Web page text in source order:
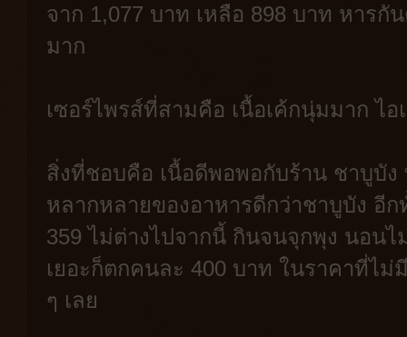
จาก 1,077 บาท เหลือ 898 บาท หาร
มาก
เซอร์ไพรส์ที่สามคือ เนื้อเค้กนุ่มมาก ไอ
สิ่งที่ชอบคือ เนื้อดีพอพอกับร้าน ชาบูบั
หลากหลายของอาหารดีกว่าชาบูบัง อี
359 ไม่ต่างไปจากนี้ กินจนจุกพุง นอน
เยอะก็ตกคนละ 400 บาท ในราคาที่ไ
ๆ เลย